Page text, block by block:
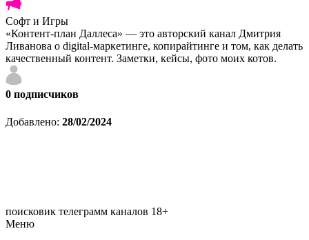
Софт и Игры
«Контент-план Даллеса» — это авторский канал Дмитрия
Ливанова о digital-маркетинге, копирайтинге и том, как делать
качественный контент. Заметки, кейсы, фото моих котов.
0 подписчиков
Добавлено: 28/02/2024
поисковик телеграмм каналов 18+
Меню